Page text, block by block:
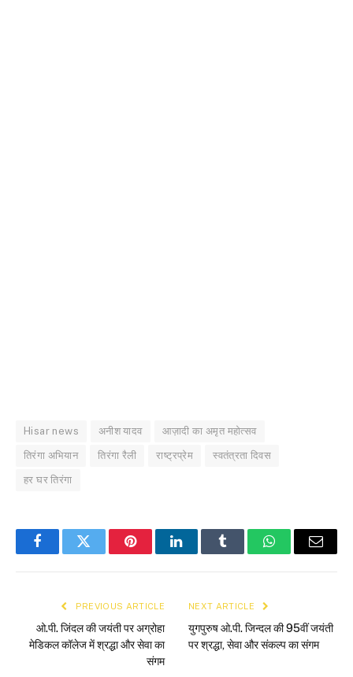
Hisar news अनीश यादव आज़ादी का अमृत महोत्सव
तिरंगा अभियान तिरंगा रैली राष्ट्रप्रेम स्वतंत्रता दिवस
हर घर तिरंगा
FacebookTwitter PinterestLinkedInTumblr WhatsAppEmail
PREVIOUS ARTICLE
ओ.पी. जिंदल की जयंती पर अग्रोहा
मेडिकल कॉलेज में श्रद्धा और सेवा का
संगम
NEXT ARTICLE
युगपुरुष ओ.पी. जिन्दल की 95वीं जयंती
पर श्रद्धा, सेवा और संकल्प का संगम